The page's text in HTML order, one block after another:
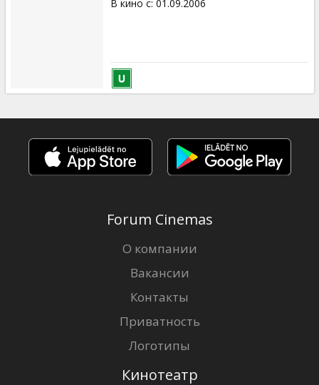
В кино с: 01.09.2006
Forum Cinemas
О компании
Вакансии
Контакты
Приватность
Логотипы
Кинотеатр